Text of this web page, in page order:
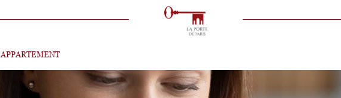
ANNONCES
APPARTEMENT